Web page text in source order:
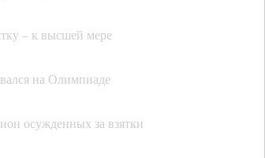
– к высшей мере
на Олимпиаде
осужденных за взятки